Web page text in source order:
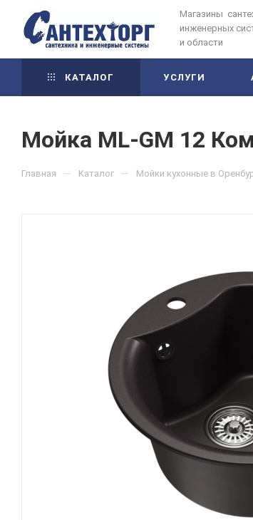
Магазины
инженерных
и области
КАТАЛОГ УСЛУГИ
Мойка ML-GM 12
Главная — Каталог — Мойки кухонные в